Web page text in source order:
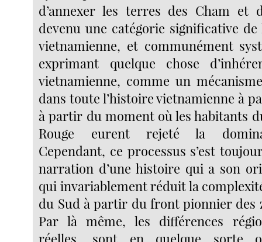
d’annexer les terres des Cham et
devenu une catégorie significative de
vietnamienne, et communément
exprimant quelque chose
vietnamienne, comme un
dans toute l’histoire vietnamienne à
à partir du moment où les habitants
Rouge eurent rejeté la
Cependant, ce processus s’est
narration d’une histoire qui a son
qui invariablement réduit la
du Sud à partir du front pionnier des
Par là même, les différences
réelles, sont en quelque sorte